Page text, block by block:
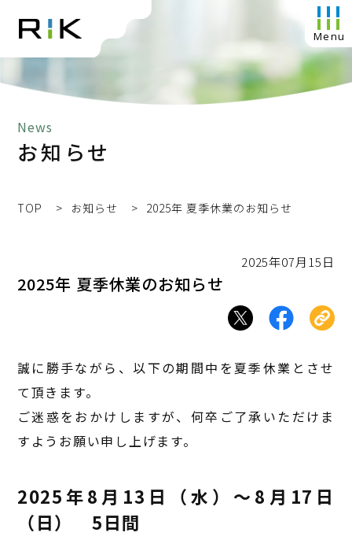
News
お知らせ
TOP お知らせ 2025年 夏季休業のお知らせ
2025年07月15日
2025年 夏季休業のお知らせ
誠に勝手ながら、以下の期間中を夏季休業とさせ
て頂きます。
ご迷惑をおかけしますが、何卒ご了承いただけま
すようお願い申し上げます。
2025年8月13日（水）～8月17日
（日） 5日間